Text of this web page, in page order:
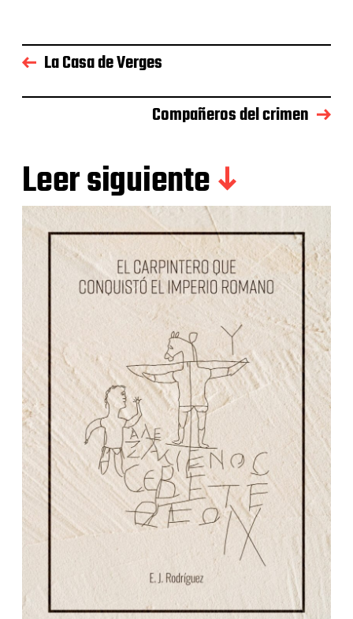
​La Casa de Verges
Compañeros del crimen
Leer siguiente